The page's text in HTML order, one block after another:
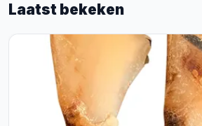
Laatst bekeken